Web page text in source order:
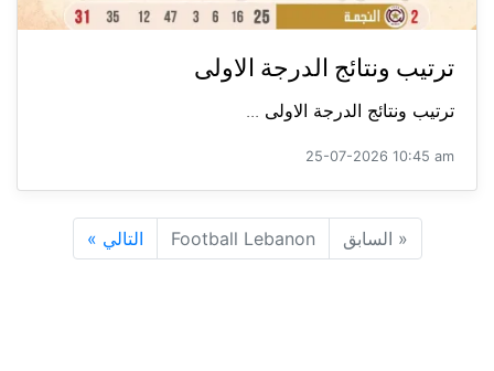
ترتيب ونتائج الدرجة الاولى
ترتيب ونتائج الدرجة الاولى ...
25-07-2026 10:45 am
« السابق Football Lebanon التالي »